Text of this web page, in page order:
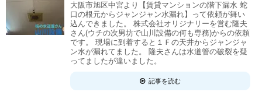
大阪市旭区中宮より【賃貸マンションの階下漏水 蛇
口の根元からジャンジャン水漏れ】って依頼が舞い
込んできました。 株式会社オリジナリーを営む隆夫
さん(ウチの次男坊で山川設備の何も専務)からの依頼
です。 現場に到着すると１Ｆの天井からジャンジャ
ン水が漏れてました。 隆夫さんは水道管の破裂を疑
ってましたが違いました。
記事を読む